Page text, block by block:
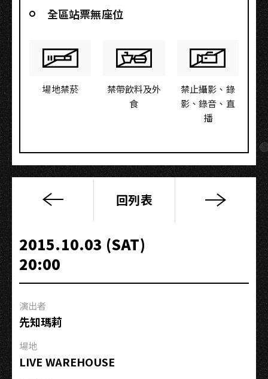
全區站票無座位
場地禁菸
禁帶飲料及外
食
禁止攝影、錄
影、錄音、直
播
2015「向
南
邊」
演
唱
高
限
定
回列表
2015.10.03 (SAT)
20:00
演出者
先知瑪莉
場地
LIVE WAREHOUSE